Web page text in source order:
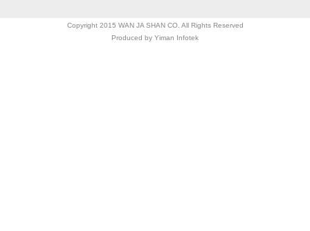
Copyright 2015 WAN JA SHAN CO. All Rights Reserved
Produced by Yiman Infotek